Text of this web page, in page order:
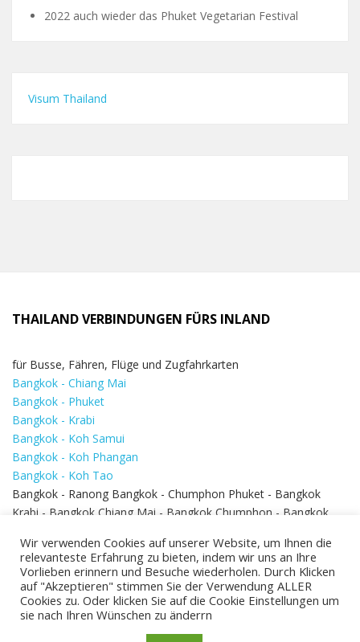
2022 auch wieder das Phuket Vegetarian Festival
Visum Thailand
THAILAND VERBINDUNGEN FÜRS INLAND
für Busse, Fähren, Flüge und Zugfahrkarten
Bangkok - Chiang Mai
Bangkok - Phuket
Bangkok - Krabi
Bangkok - Koh Samui
Bangkok - Koh Phangan
Bangkok - Koh Tao
Bangkok - Ranong Bangkok - Chumphon Phuket - Bangkok
Krabi - Bangkok Chiang Mai - Bangkok Chumphon - Bangkok
Bangkok - Hua Hin
Wir verwenden Cookies auf unserer Website, um Ihnen die
relevanteste Erfahrung zu bieten, indem wir uns an Ihre
Vorlieben erinnern und Besuche wiederholen. Durch Klicken
auf "Akzeptieren" stimmen Sie der Verwendung ALLER
Cookies zu. Oder klicken Sie auf die Cookie Einstellungen um
sie nach Ihren Wünschen zu änderrn